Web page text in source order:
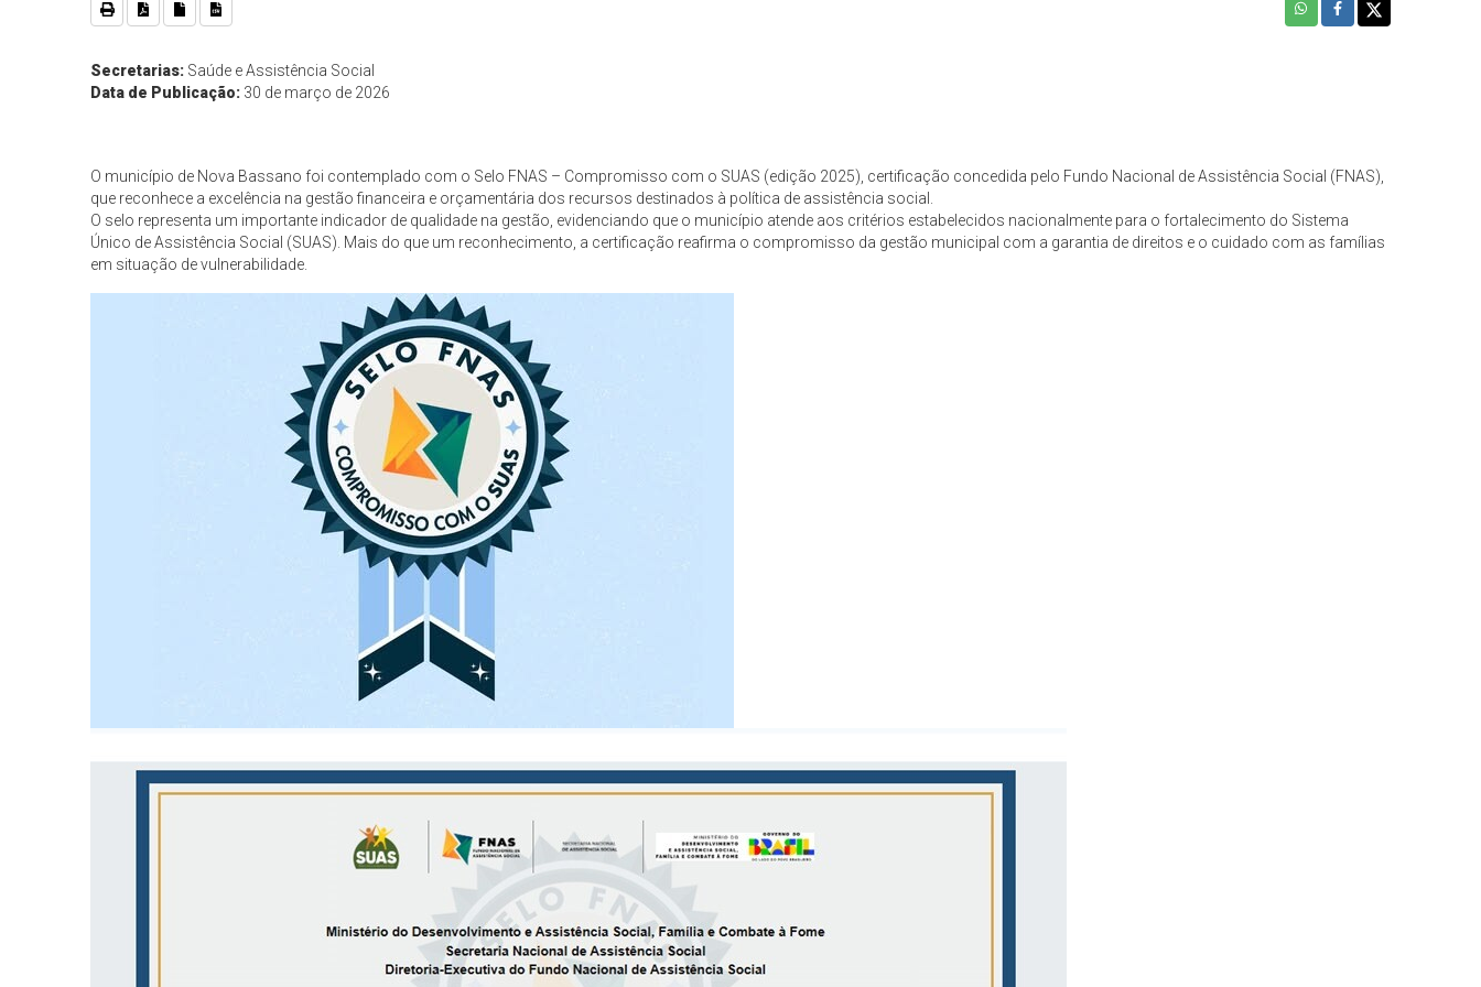
Secretarias: Saúde e Assistência Social
Data de Publicação: 30 de março de 2026
O município de Nova Bassano foi contemplado com o Selo FNAS – Compromisso com o SUAS (edição 2025), certificação concedida pelo Fundo Nacional de Assistência Social (FNAS),
que reconhece a excelência na gestão financeira e orçamentária dos recursos destinados à política de assistência social.
O selo representa um importante indicador de qualidade na gestão, evidenciando que o município atende aos critérios estabelecidos nacionalmente para o fortalecimento do Sistema
Único de Assistência Social (SUAS). Mais do que um reconhecimento, a certificação reafirma o compromisso da gestão municipal com a garantia de direitos e o cuidado com as famílias
em situação de vulnerabilidade.